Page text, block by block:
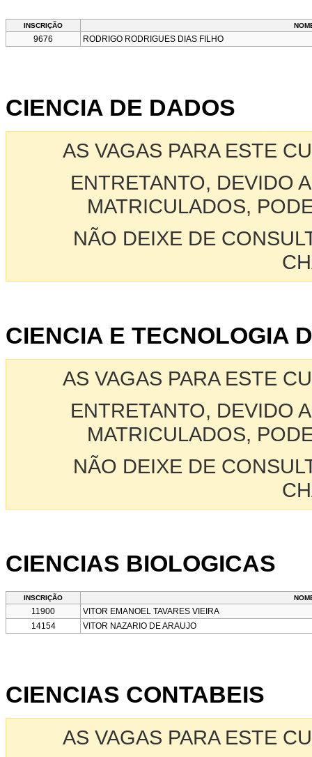
INSCRIÇÃO
9676 RODRIGO RODRIGUES DIAS FILHO
CIENCIA DE DADOS
AS VAGAS PARA ESTE
ENTRETANTO, DEVIDO
MATRICULADOS,
NÃO DEIXE DE
CIENCIA E TECNOLOGIA
AS VAGAS PARA ESTE
ENTRETANTO, DEVIDO
MATRICULADOS,
NÃO DEIXE DE
CIENCIAS BIOLOGICAS
INSCRIÇÃO
11900
VITOR EMANOEL TAVARES VIEIRA
14154
VITOR NAZARIO DE ARAUJO
CIENCIAS CONTABEIS
AS VAGAS PARA ESTE